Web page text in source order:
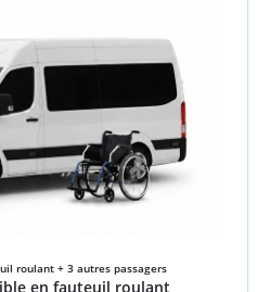
roulant + 3 autres passagers
en fauteuil roulant